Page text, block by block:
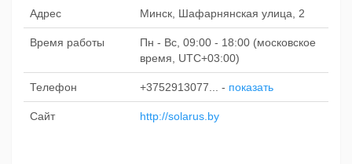
Адрес Минск, Шафарнянская улица, 2
Время работы
Пн - Вс, 09:00 - 18:00 (московское
время, UTC+03:00)
Телефон +3752913077... - показать
Сайт http://solarus.by